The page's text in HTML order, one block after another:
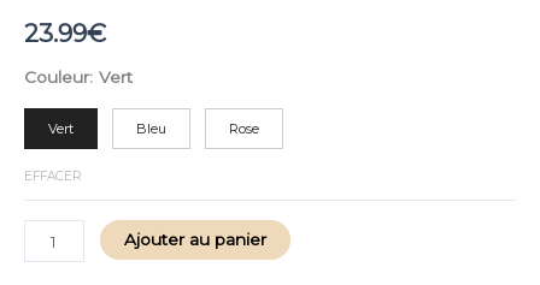
23.99€
Couleur: Vert
Vert Bleu Rose
EFFACER
Ajouter au panier